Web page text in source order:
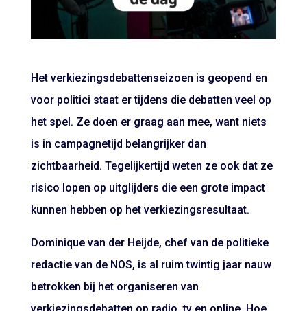
Het verkiezingsdebattenseizoen is geopend en
voor politici staat er tijdens die debatten veel op
het spel. Ze doen er graag aan mee, want niets
is in campagnetijd belangrijker dan
zichtbaarheid. Tegelijkertijd weten ze ook dat ze
risico lopen op uitglijders die een grote impact
kunnen hebben op het verkiezingsresultaat.
Dominique van der Heijde, chef van de politieke
redactie van de NOS, is al ruim twintig jaar nauw
betrokken bij het organiseren van
verkiezingsdebatten op radio, tv en online. Hoe